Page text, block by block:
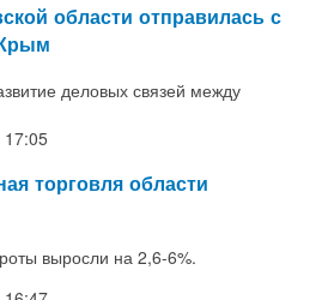
области отправилась с
деловых связей между
торговля области
выросли на 2,6-6%.